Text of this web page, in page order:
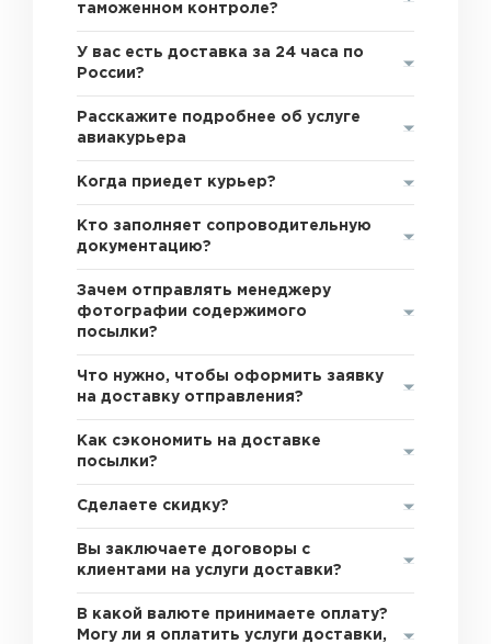
таможенном контроле?
У вас есть доставка за 24 часа по
России?
Расскажите подробнее об услуге
авиакурьера
Когда приедет курьер?
Кто заполняет сопроводительную
документацию?
Зачем отправлять менеджеру
фотографии содержимого
посылки?
Что нужно, чтобы оформить заявку
на доставку отправления?
Как сэкономить на доставке
посылки?
Сделаете скидку?
Вы заключаете договоры с
клиентами на услуги доставки?
В какой валюте принимаете оплату?
Могу ли я оплатить услуги доставки,